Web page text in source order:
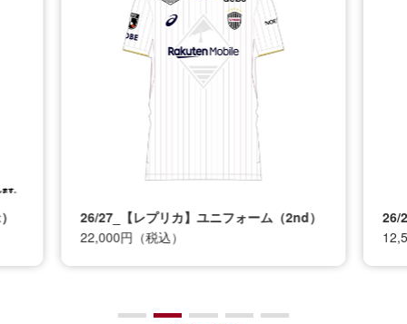
26/27_【レプリカ】ユニフォーム（2nd）
22,000円（税込）
26/